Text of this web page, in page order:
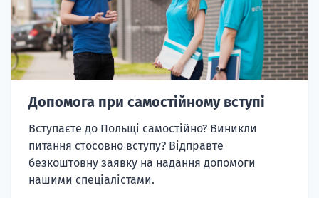
Допомога при самостійному вступі
Вступаєте до Польщі самостійно? Виникли
питання стосовно вступу? Відправте
безкоштовну заявку на надання допомоги
нашими спеціалістами.